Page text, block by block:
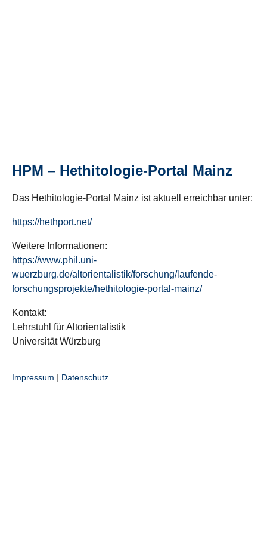
HPM – Hethitologie-Portal Mainz
Das Hethitologie-Portal Mainz ist aktuell erreichbar unter:
https://hethport.net/
Weitere Informationen:
https://www.phil.uni-
wuerzburg.de/altorientalistik/forschung/laufende-
forschungsprojekte/hethitologie-portal-mainz/
Kontakt:
Lehrstuhl für Altorientalistik
Universität Würzburg
Impressum | Datenschutz